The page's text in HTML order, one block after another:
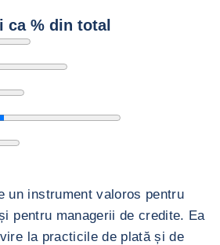
ca % din total
un instrument valoros pentru
pentru managerii de credite. Ea
la practicile de plată și de